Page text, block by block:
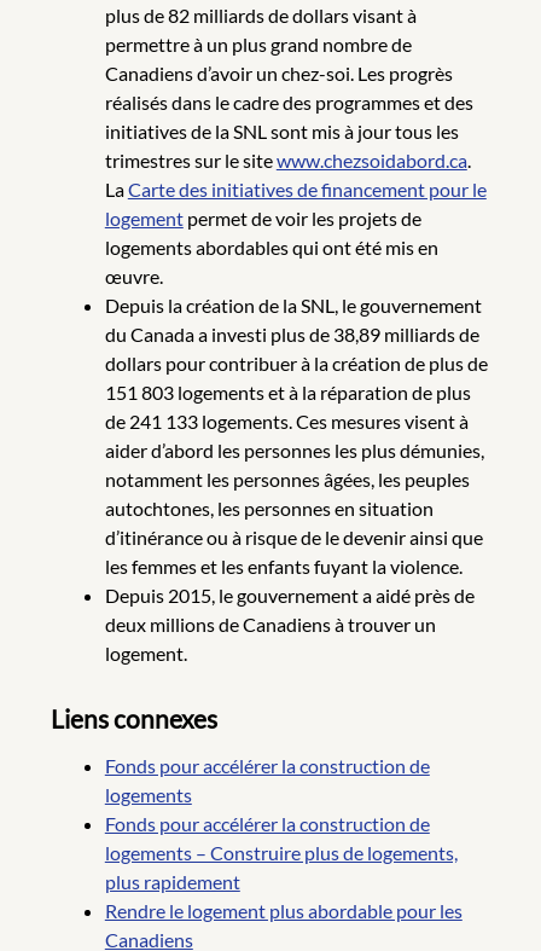
plus de 82 milliards de dollars visant à
permettre à un plus grand nombre de
Canadiens d’avoir un chez-soi. Les progrès
réalisés dans le cadre des programmes et des
initiatives de la SNL sont mis à jour tous les
trimestres sur le sitewww.chezsoidabord.ca.
LaCarte des initiatives de financement pour le
logementpermet de voir les projets de
logements abordables qui ont été mis en
œuvre.
Depuis la création de la SNL, le gouvernement
du Canada a investi plus de 38,89 milliards de
dollars pour contribuer à la création de plus de
151 803 logements et à la réparation de plus
de 241 133 logements. Ces mesures visent à
aider d’abord les personnes les plus démunies,
notamment les personnes âgées, les peuples
autochtones, les personnes en situation
d’itinérance ou à risque de le devenir ainsi que
les femmes et les enfants fuyant la violence.
Depuis 2015, le gouvernement a aidé près de
deux millions de Canadiens à trouver un
logement.
Liens connexes
Fonds pour accélérer la construction de
logements
Fonds pour accélérer la construction de
logements – Construire plus de logements,
plus rapidement
Rendre le logement plus abordable pour les
Canadiens